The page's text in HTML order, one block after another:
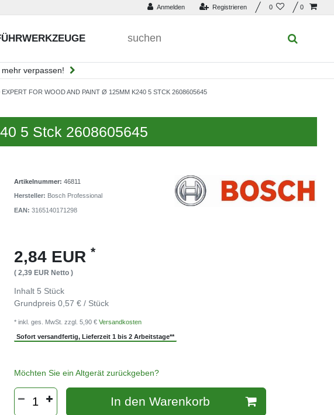
Anmelden Registrieren 0 0
verpassen!
FOR WOOD AND PAINT Ø 125MM K240 5 STCK 2608605645
5 Stck 2608605645
Artikelnummer: 46811
Hersteller: Bosch Professional
EAN: 3165140171298
2,84 EUR *
( 2,39 EUR Netto )
Inhalt 5 Stück
Grundpreis 0,57 € / Stück
* inkl. ges. MwSt. zzgl. 5,90 € Versandkosten
Sofort versandfertig, Lieferzeit 1 bis 2 Arbeitstage**
Möchten Sie ein Altgerät zurückgeben?
In den Warenkorb